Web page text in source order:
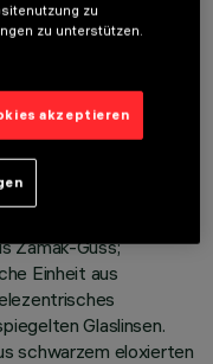
komplett mit
Farbton Warm White
Blade R Durchm
für die
Zamak-Guss;
Einheit aus
Glaslinsen.
schwarzem eloxierten
zu
zu unterstützen.
akzeptieren